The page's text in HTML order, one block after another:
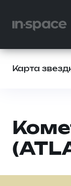
Карта